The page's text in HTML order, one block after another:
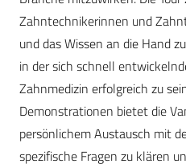
Zahntechnikerinnen und
und das Wissen an die Hand
in der sich schnell
Zahnmedizin erfolgreich zu
Demonstrationen bietet die
persönlichem Austausch mit
spezifische Fragen zu klären